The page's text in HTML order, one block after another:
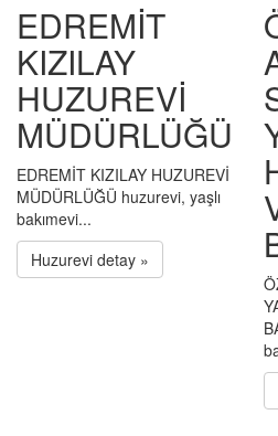
EDREMİT
KIZILAY
HUZUREVİ
MÜDÜRLÜĞÜ
EDREMİT KIZILAY HUZUREVİ
MÜDÜRLÜĞÜ huzurevi, yaşlı
bakımevi...
Huzurevi detay »